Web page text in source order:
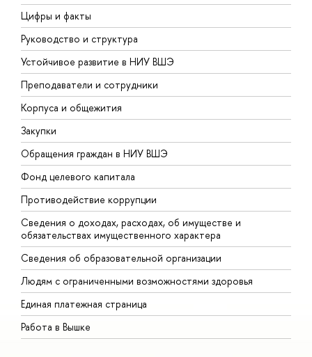
Цифры и факты
Руководство и структура
Устойчивое развитие в НИУ ВШЭ
Преподаватели и сотрудники
Корпуса и общежития
Закупки
Обращения граждан в НИУ ВШЭ
Фонд целевого капитала
Противодействие коррупции
Сведения о доходах, расходах, об имуществе и
обязательствах имущественного характера
Сведения об образовательной организации
Людям с ограниченными возможностями здоровья
Единая платежная страница
Работа в Вышке